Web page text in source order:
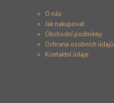
O nás
Jak nakupovat
Obchodní podmínky
Ochrana osobních údajů
Kontaktní údaje